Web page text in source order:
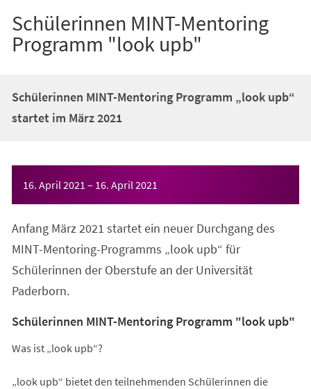
Schülerinnen MINT-Mentoring
Programm "look upb"
Schülerinnen MINT-Mentoring Programm „look upb“
startet im März 2021
16. April 2021 – 16. April 2021
Anfang März 2021 startet ein neuer Durchgang des
MINT-Mentoring-Programms „look upb“ für
Schülerinnen der Oberstufe an der Universität
Paderborn.
Schülerinnen MINT-Mentoring Programm "look upb"
Was ist „look upb“?
„look upb“ bietet den teilnehmenden Schülerinnen die